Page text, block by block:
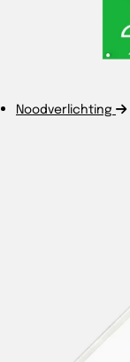
Noodverlichting